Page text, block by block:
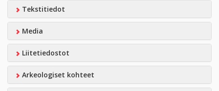
Tekstitiedot
Media
Liitetiedostot
Arkeologiset kohteet